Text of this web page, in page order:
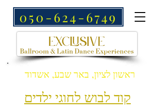
050-624-6749
ראשון לציון, באר שבע, אשדוד
קוד לבוש לחוגי ילדים